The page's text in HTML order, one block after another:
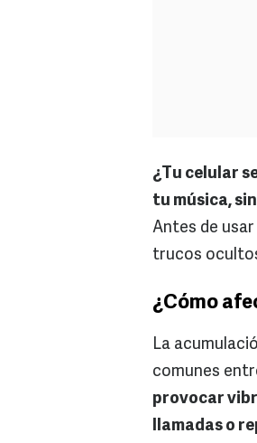
¿Tu celular
tu música,
Antes de
trucos
¿Cómo
La
comunes
provocar
llamadas o